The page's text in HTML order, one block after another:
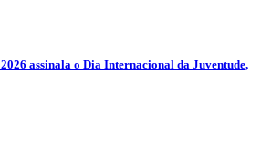
assinala o Dia Internacional da Juventude,